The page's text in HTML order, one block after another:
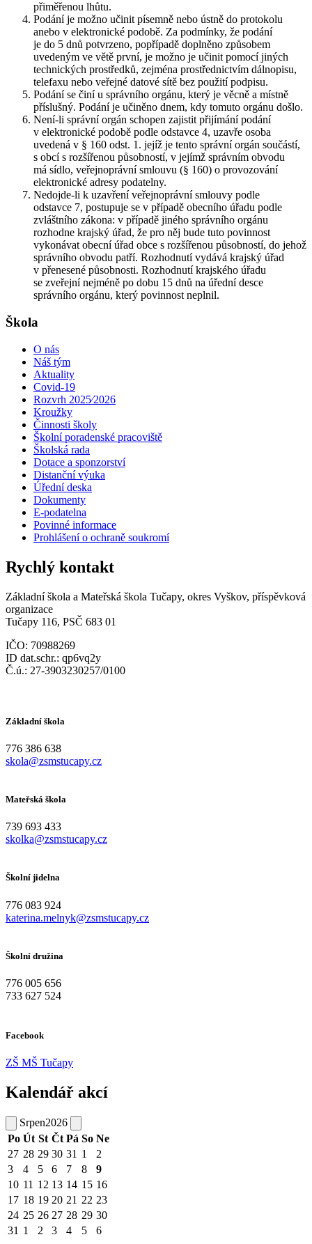
přiměřenou lhůtu.
Podání je možno učinit písemně nebo ústně do protokolu
anebo v elektronické podobě. Za podmínky, že podání
je do 5 dnů potvrzeno, popřípadě doplněno způsobem
uvedeným ve větě první, je možno je učinit pomocí jiných
technických prostředků, zejména prostřednictvím dálnopisu,
telefaxu nebo veřejné datové sítě bez použití podpisu.
Podání se činí u správního orgánu, který je věcně a místně
příslušný. Podání je učiněno dnem, kdy tomuto orgánu došlo.
Není-li správní orgán schopen zajistit přijímání podání
v elektronické podobě podle odstavce 4, uzavře osoba
uvedená v § 160 odst. 1. jejíž je tento správní orgán součástí,
s obcí s rozšířenou působností, v jejímž správním obvodu
má sídlo, veřejnoprávní smlouvu (§ 160) o provozování
elektronické adresy podatelny.
Nedojde-li k uzavření veřejnoprávní smlouvy podle
odstavce 7, postupuje se v případě obecního úřadu podle
zvláštního zákona: v případě jiného správního orgánu
rozhodne krajský úřad, že pro něj bude tuto povinnost
vykonávat obecní úřad obce s rozšířenou působností, do jehož
správního obvodu patří. Rozhodnutí vydává krajský úřad
v přenesené působnosti. Rozhodnutí krajského úřadu
se zveřejní nejméně po dobu 15 dnů na úřední desce
správního orgánu, který povinnost neplnil.
Škola
O nás
Náš tým
Aktuality
Covid-19
Rozvrh 2025⁄2026
Kroužky
Činnosti školy
Školní poradenské pracoviště
Školská rada
Dotace a sponzorství
Distanční výuka
Úřední deska
Dokumenty
E-podatelna
Povinné informace
Prohlášení o ochraně soukromí
Rychlý kontakt
Základní škola a Mateřská škola Tučapy, okres Vyškov, příspěvková
organizace
Tučapy 116, PSČ 683 01
IČO: 70988269
ID dat.schr.: qp6vq2y
Č.ú.: 27-3903230257/0100
Základní škola
776 386 638
skola@zsmstucapy.cz
Mateřská škola
739 693 433
skolka@zsmstucapy.cz
Školní jidelna
776 083 924
katerina.melnyk@zsmstucapy.cz
Školní družina
776 005 656
733 627 524
Facebook
ZŠ MŠ Tučapy
Kalendář akcí
Srpen2026
Po Út St Čt Pá So Ne
27 28 29 30 31 1
2
3
4 5 6 7 8
9
10 11 12 13 14 15 16
17 18 19 20 21 22 23
24 25 26 27 28 29 30
31 1 2 3 4 5 6